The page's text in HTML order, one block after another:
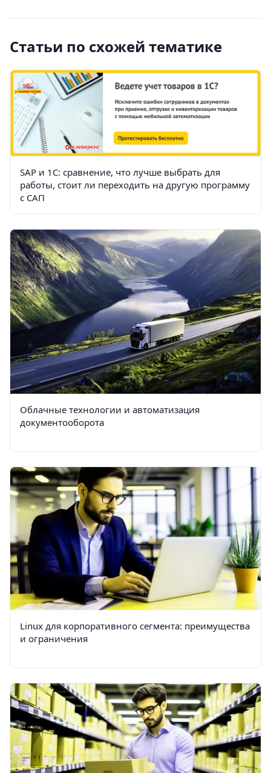
Статьи по схожей тематике
SAP и 1С: сравнение, что лучше выбрать для
работы, стоит ли переходить на другую программу
с САП
Облачные технологии и автоматизация
документооборота
Linux для корпоративного сегмента: преимущества
и ограничения